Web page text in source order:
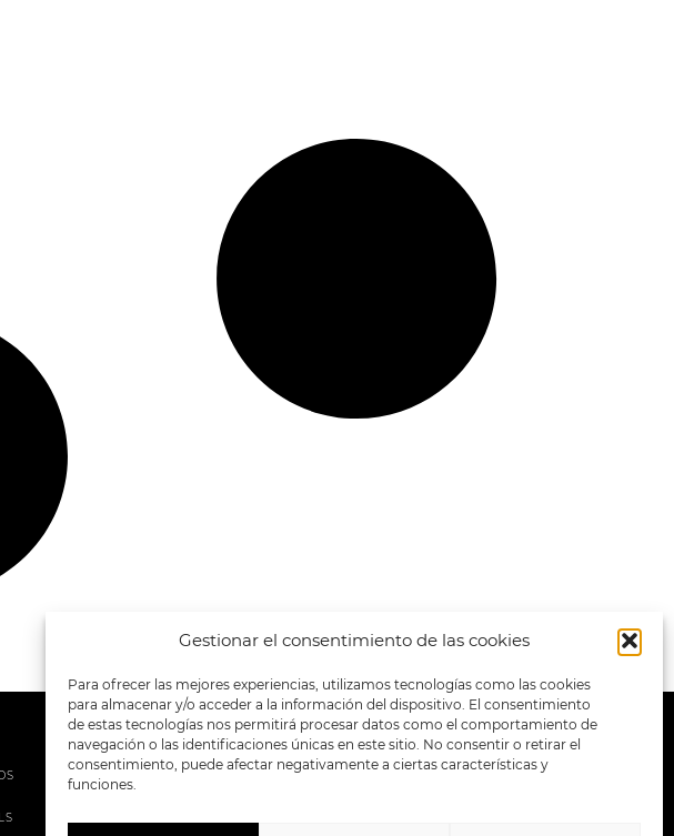
Gestionar el consentimiento de las cookies
Para ofrecer las mejores experiencias, utilizamos tecnologías como las cookies
para almacenar y/o acceder a la información del dispositivo. El consentimiento
de estas tecnologías nos permitirá procesar datos como el comportamiento de
navegación o las identificaciones únicas en este sitio. No consentir o retirar el
consentimiento, puede afectar negativamente a ciertas características y
funciones.
SIGUENOS EN: METODOS DE PAGO: